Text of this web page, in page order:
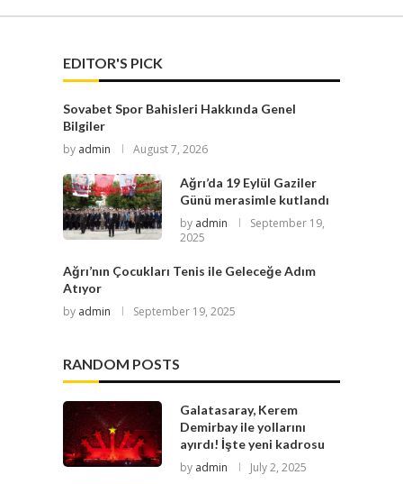
EDITOR'S PICK
Sovabet Spor Bahisleri Hakkında Genel
Bilgiler
by admin August 7, 2026
Ağrı’da 19 Eylül Gaziler
Günü merasimle kutlandı
by admin
September 19,
2025
Ağrı’nın Çocukları Tenis ile Geleceğe Adım
Atıyor
by admin September 19, 2025
RANDOM POSTS
Galatasaray, Kerem
Demirbay ile yollarını
ayırdı! İşte yeni kadrosu
by admin July 2, 2025